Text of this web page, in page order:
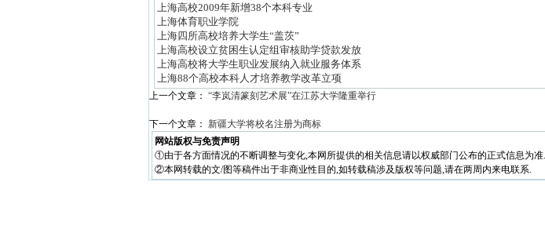
上海高校2009年新增38个本科专业
上海体育职业学院
上海四所高校培养大学生“盖茨”
上海高校设立贫困生认定组审核助学贷款发放
上海高校将大学生职业发展纳入就业服务体系
上海88个高校本科人才培养教学改革立项
上一个文章： “李岚清篆刻艺术展”在江苏大学隆重举行
下一个文章： 新疆大学将校名注册为商标
网站版权与免责声明
①由于各方面情况的不断调整与变化,本网所提供的相关信息请以权威部门公布的正式信息为准.
②本网转载的文/图等稿件出于非商业性目的,如转载稿涉及版权等问题,请在两周内来电联系.